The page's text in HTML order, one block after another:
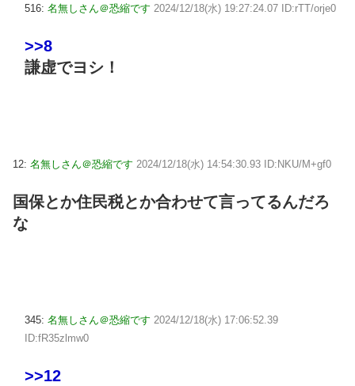
516: 名無しさん＠恐縮です 2024/12/18(水) 19:27:24.07 ID:rTT/orje0
>>8
謙虚でヨシ！
12: 名無しさん＠恐縮です 2024/12/18(水) 14:54:30.93 ID:NKU/M+gf0
国保とか住民税とか合わせて言ってるんだろ
な
345: 名無しさん＠恐縮です 2024/12/18(水) 17:06:52.39
ID:fR35zlmw0
>>12